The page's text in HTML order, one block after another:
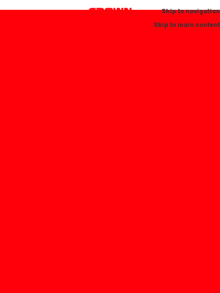
Skip to navigation
Skip to main content